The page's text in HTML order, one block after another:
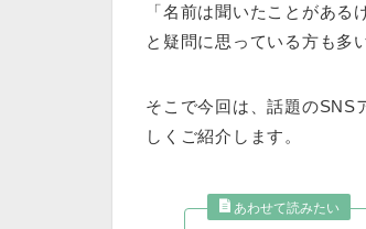
「名前は聞いたことがあ
と疑問に思っている方も多
そこで今回は、話題のSNS
しくご紹介します。